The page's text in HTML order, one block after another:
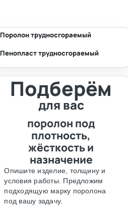
Поролон трудносгораемый
Пенопласт трудносгораемый
Подберём
для вас
поролон под
плотность,
жёсткость и
назначение
Опишите изделие, толщину и
условия работы. Предложим
подходящую марку поролона
под вашу задачу.